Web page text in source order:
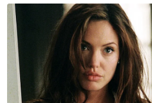
Hospital Adventist Pulau
meningkatkan
Malaysia. - Bernama
Muat turun aplikasi Sinar